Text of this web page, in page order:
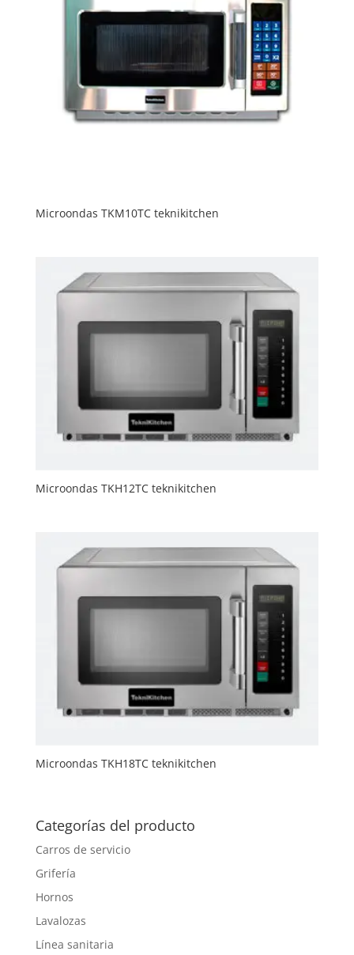
Microondas TKM10TC teknikitchen
Microondas TKH12TC teknikitchen
Microondas TKH18TC teknikitchen
Categorías del producto
Carros de servicio
Grifería
Hornos
Lavalozas
Línea sanitaria